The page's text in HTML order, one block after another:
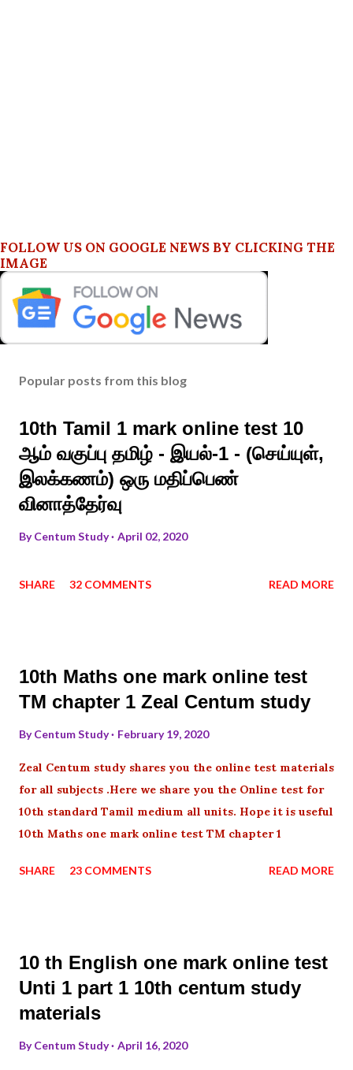
FOLLOW US ON GOOGLE NEWS BY CLICKING THE
IMAGE
Popular posts from this blog
10th Tamil 1 mark online test 10
ஆம் வகுப்பு தமிழ் - இயல்-1 - (செய்யுள்,
இலக்கணம்) ஒரு மதிப்பெண்
வினாத்தேர்வு
ByCentum Study April 02, 2020
SHARE 32 COMMENTS READ MORE
10th Maths one mark online test
TM chapter 1 Zeal Centum study
ByCentum Study February 19, 2020
Zeal Centum study shares you the online test materials
for all subjects .Here we share you the Online test for
10th standard Tamil medium all units. Hope it is useful
10th Maths one mark online test TM chapter 1
SHARE 23 COMMENTS READ MORE
10 th English one mark online test
Unti 1 part 1 10th centum study
materials
ByCentum Study April 16, 2020